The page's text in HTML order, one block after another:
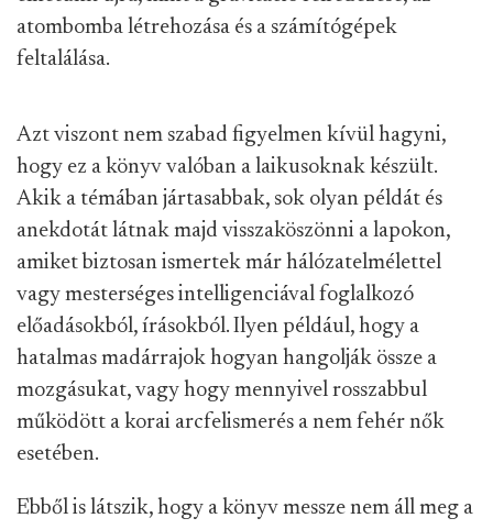
atombomba létrehozása és a számítógépek
feltalálása.
Azt viszont nem szabad figyelmen kívül hagyni,
hogy ez a könyv valóban a laikusoknak készült.
Akik a témában jártasabbak, sok olyan példát és
anekdotát látnak majd visszaköszönni a lapokon,
amiket biztosan ismertek már hálózatelmélettel
vagy mesterséges intelligenciával foglalkozó
előadásokból, írásokból. Ilyen például, hogy a
hatalmas madárrajok hogyan hangolják össze a
mozgásukat, vagy hogy mennyivel rosszabbul
működött a korai arcfelismerés a nem fehér nők
esetében.
Ebből is látszik, hogy a könyv messze nem áll meg a